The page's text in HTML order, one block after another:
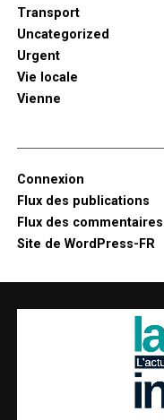
Transport
Uncategorized
Urgent
Vie locale
Vienne
Connexion
Flux des publications
Flux des commentaires
Site de WordPress-FR